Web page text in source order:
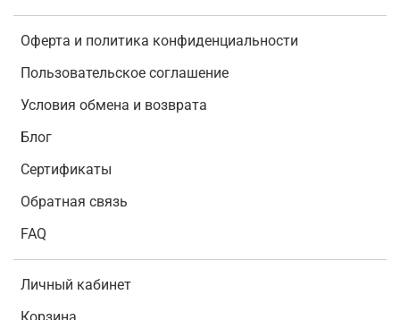
Оферта и политика конфиденциальности
Пользовательское соглашение
Условия обмена и возврата
Блог
Сертификаты
Обратная связь
FAQ
Личный кабинет